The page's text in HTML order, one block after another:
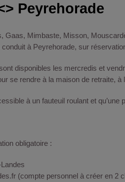
Peyrehorade
Gaas, Mimbaste, Misson,
à Peyrehorade, sur
disponibles les mercredis et
se rendre à la maison de retraite,
à un fauteuil roulant et
obligatoire :
(compte personnel à créer en 2